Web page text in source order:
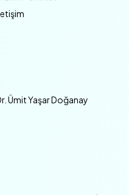
Ümit Yaşar Doğanay